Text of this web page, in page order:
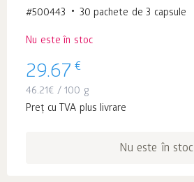
#500443 30 pachete de 3 capsule
Nu este în stoc
29.67 €
46.21€ / 100 g
Preț cu TVA plus livrare
Nu este în stoc